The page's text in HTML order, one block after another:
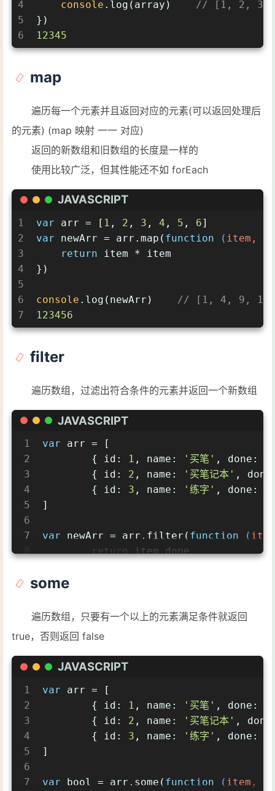
4
5
6
console .log(array)
// [1, 2, 3,
})
12345
map
遍历每一个元素并且返回对应的元素(可以返回处理后
的元素) (map 映射 一一 对应)
返回的新数组和旧数组的长度是一样的
使用比较广泛，但其性能还不如 forEach
JAVASCRIPT
1
2
3
4
5
6
7
var arr = [ 1 , 2 , 3 , 4 , 5 , 6]
var newArr = arr.map( function ( item,
return item * item
})
console .log(newArr) // [1, 4, 9, 16,
123456
filter
遍历数组，过滤出符合条件的元素并返回一个新数组
JAVASCRIPT
1
2
3
4
5
6
7
8
10
14
var arr = [
	{
id : 1 , name : '买笔' , done :
	{
id : 2 , name : '买笔记本' , done
	{
id : 3 , name : '练字' , done :
]
var newArr = arr.filter( function (
return item.done
12345678910111213
some
遍历数组，只要有一个以上的元素满足条件就返回
true，否则返回 false
JAVASCRIPT
1
2
3
4
5
6
7
var arr = [
	{
id : 1 , name : '买笔' , done :
	{
id : 2 , name : '买笔记本' , done
	{
id : 3 , name : '练字' , done :
]
var bool = arr.some( function ( item,